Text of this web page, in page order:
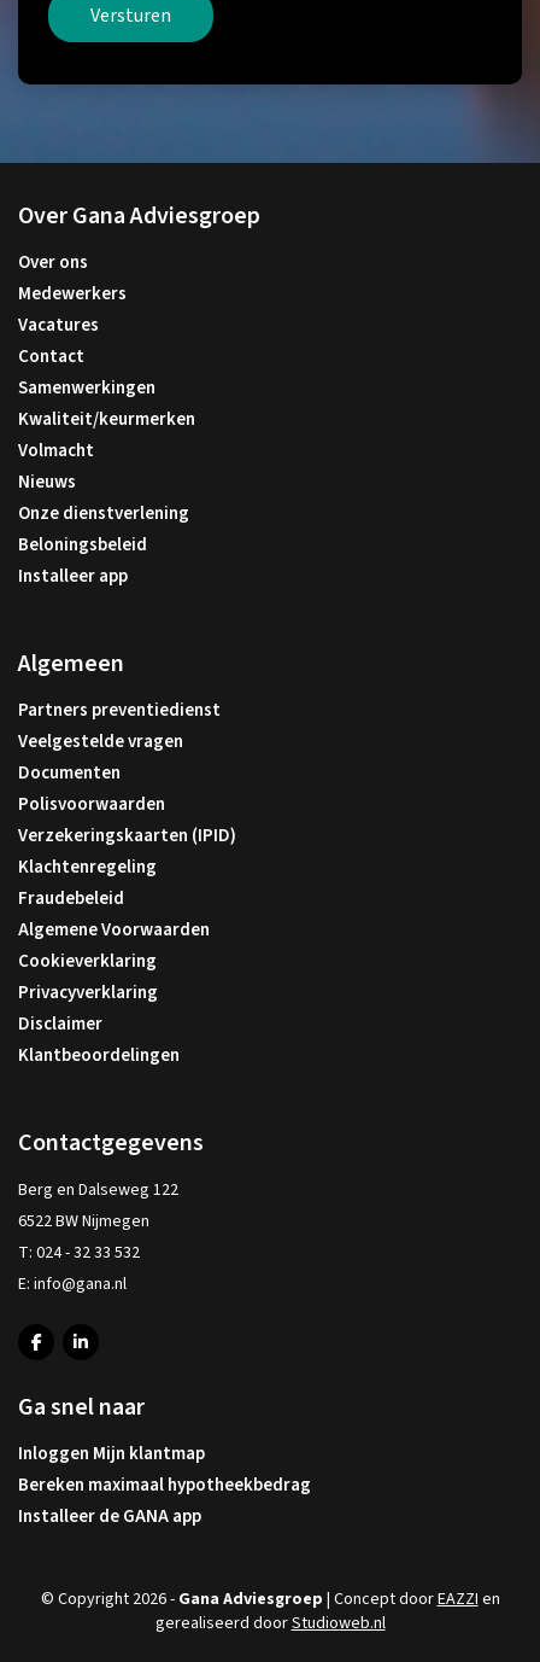
Versturen
Over Gana Adviesgroep
Over ons
Medewerkers
Vacatures
Contact
Samenwerkingen
Kwaliteit/keurmerken
Volmacht
Nieuws
Onze dienstverlening
Beloningsbeleid
Installeer app
Algemeen
Partners preventiedienst
Veelgestelde vragen
Documenten
Polisvoorwaarden
Verzekeringskaarten (IPID)
Klachtenregeling
Fraudebeleid
Algemene Voorwaarden
Cookieverklaring
Privacyverklaring
Disclaimer
Klantbeoordelingen
Contactgegevens
Berg en Dalseweg 122
6522 BW Nijmegen
T: 024 - 32 33 532
E: info@gana.nl
Ga snel naar
Inloggen Mijn klantmap
Bereken maximaal hypotheekbedrag
Installeer de GANA app
© Copyright 2026 - Gana Adviesgroep | Concept doorEAZZI en
gerealiseerd doorStudioweb.nl